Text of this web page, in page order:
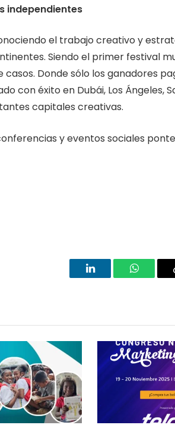
independientes
el trabajo creativo y
Siendo el primer festival
Donde sólo los ganadores
con éxito en Dubái, Los Ángeles,
capitales creativas.
y eventos sociales
LinkedIn